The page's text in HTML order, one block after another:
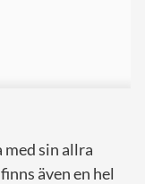
med sin allra
även en hel